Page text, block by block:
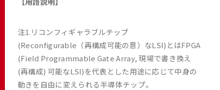
注1.リコンフィギャラブルチップ
(Reconfigurable（再構成可能の意）なLSI)とはFPGA
(Field Programmable Gate Array, 現場で書き換え
(再構成) 可能なLSI)を代表とした用途に応じて中身の
動きを自由に変えられる半導体チップ。